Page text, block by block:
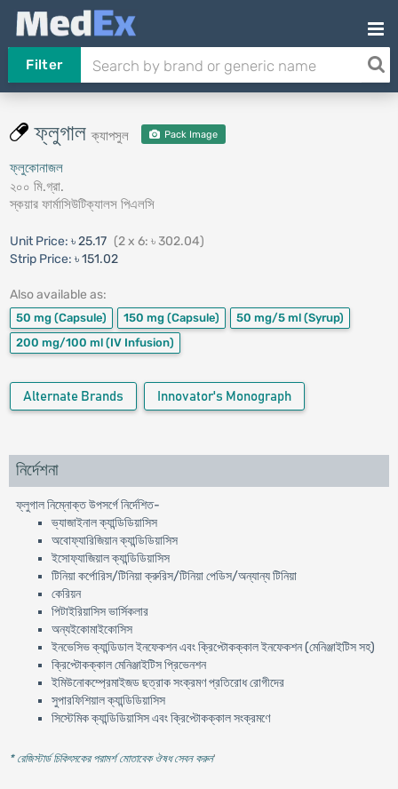
Filter
ফ্লুগালক্যাপসুল Pack Image
ফ্লুকোনাজল
২০০ মি.গ্রা.
স্কয়ার ফার্মাসিউটিক্যালস পিএলসি
Unit Price: ৳ 25.17 (2 x 6: ৳ 302.04)
Strip Price: ৳ 151.02
Also available as:
50 mg (Capsule) 150 mg (Capsule) 50 mg/5 ml (Syrup)
200 mg/100 ml (IV Infusion)
Alternate Brands Innovator's Monograph
নির্দেশনা
ফ্লুগাল নিম্নোক্ত উপসর্গে নির্দেশিত-
ভ্যাজাইনাল ক্যান্ডিডিয়াসিস
অবোফ্যারিজিয়ান ক্যান্ডিডিয়াসিস
ইসোফ্যাজিয়াল ক্যান্ডিডিয়াসিস
টিনিয়া কর্পোরিস/টিনিয়া ক্রুরিস/টিনিয়া পেডিস/অন্যান্য টিনিয়া
কেরিয়ন
পিটাইরিয়াসিস ভার্সিকলার
অন্যইকোমাইকোসিস
ইনভেসিভ ক্যান্ডিডাল ইনফেকশন এবং ক্রিপ্টোকক্কাল ইনফেকশন (মেনিঞ্জাইটিস সহ)
ক্রিপ্টোকক্কাল মেনিঞ্জাইটিস প্রিভেনশন
ইমিউনোকম্প্রেমাইজড ছত্রাক সংক্রমণ প্রতিরোধ রোগীদের
সুপারফিশিয়াল ক্যান্ডিডিয়াসিস
সিস্টেমিক ক্যান্ডিডিয়াসিস এবং ক্রিপ্টোকক্কাল সংক্রমণে
* রেজিস্টার্ড চিকিৎসকের পরামর্শ মোতাবেক ঔষধ সেবন করুন'